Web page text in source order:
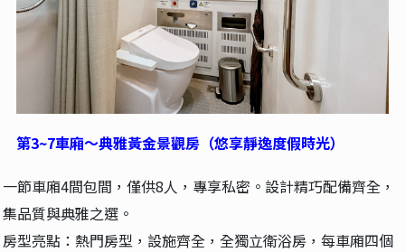
第3~7車廂～典雅黃金景觀房（悠享靜逸度假時光）
一節車廂4間包間，僅供8人，專享私密。設計精巧配備齊全，
集品質與典雅之選。
房型亮點：熱門房型，設施齊全，全獨立衛浴房，每車廂四個